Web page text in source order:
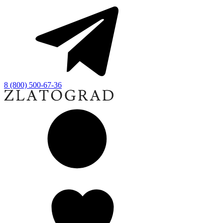
8 (800) 500-67-36